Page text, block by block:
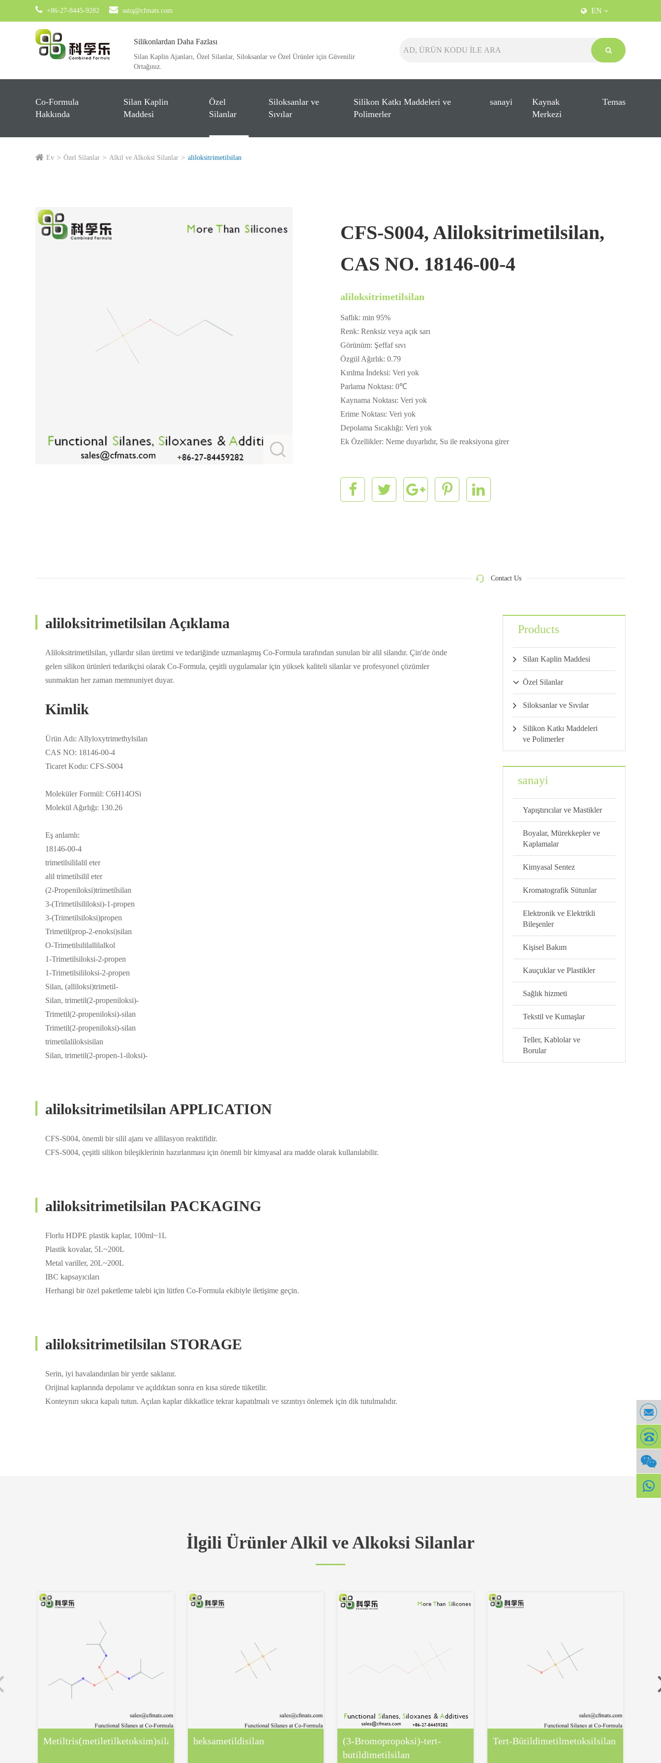
+86-27-8445-9282 satış@cfmats.com EN
Silikonlardan Daha Fazlası
Silan Kaplin Ajanları, Özel Silanlar, Siloksanlar ve Özel Ürünler için Güvenilir
Ortağınız.
Co-Formula
Hakkında
Silan Kaplin
Maddesi
Özel
Silanlar
Siloksanlar ve
Sıvılar
Silikon Katkı Maddeleri ve
Polimerler
sanayi
Kaynak
Merkezi
Temas
Ev Özel Silanlar Alkil ve Alkoksi Silanlar aliloksitrimetilsilan
CFS-S004, Aliloksitrimetilsilan,
CAS NO. 18146-00-4
aliloksitrimetilsilan
Saflık: min 95%
Renk: Renksiz veya açık sarı
Görünüm: Şeffaf sıvı
Özgül Ağırlık: 0.79
Kırılma İndeksi: Veri yok
Parlama Noktası: 0℃
Kaynama Noktası: Veri yok
Erime Noktası: Veri yok
Depolama Sıcaklığı: Veri yok
Ek Özellikler: Neme duyarlıdır, Su ile reaksiyona girer
Contact Us
aliloksitrimetilsilan Açıklama
Aliloksitrimetilsilan, yıllardır silan üretimi ve tedariğinde uzmanlaşmış Co-Formula tarafından sunulan bir alil silandır. Çin'de önde
gelen silikon ürünleri tedarikçisi olarak Co-Formula, çeşitli uygulamalar için yüksek kaliteli silanlar ve profesyonel çözümler
sunmaktan her zaman memnuniyet duyar.
Kimlik
Ürün Adı: Allyloxytrimethylsilan
CAS NO: 18146-00-4
Ticaret Kodu: CFS-S004
Moleküler Formül: C6H14OSi
Molekül Ağırlığı: 130.26
Eş anlamlı:
18146-00-4
trimetilsililalil eter
alil trimetilsilil eter
(2-Propeniloksi)trimetilsilan
3-(Trimetilsililoksi)-1-propen
3-(Trimetilsiloksi)propen
Trimetil(prop-2-enoksi)silan
O-Trimetilsililallilalkol
1-Trimetilsiloksi-2-propen
1-Trimetilsililoksi-2-propen
Silan, (alliloksi)trimetil-
Silan, trimetil(2-propeniloksi)-
Trimetil(2-propeniloksi)-silan
Trimetil(2-propeniloksi)-silan
trimetilaliloksisilan
Silan, trimetil(2-propen-1-iloksi)-
aliloksitrimetilsilan APPLICATION
CFS-S004, önemli bir silil ajanı ve allilasyon reaktifidir.
CFS-S004, çeşitli silikon bileşiklerinin hazırlanması için önemli bir kimyasal ara madde olarak kullanılabilir.
aliloksitrimetilsilan PACKAGING
Florlu HDPE plastik kaplar, 100ml~1L
Plastik kovalar, 5L~200L
Metal variller, 20L~200L
IBC kapsayıcıları
Herhangi bir özel paketleme talebi için lütfen Co-Formula ekibiyle iletişime geçin.
aliloksitrimetilsilan STORAGE
Serin, iyi havalandırılan bir yerde saklanır.
Orijinal kaplarında depolanır ve açıldıktan sonra en kısa sürede tüketilir.
Konteynırı sıkıca kapalı tutun. Açılan kaplar dikkatlice tekrar kapatılmalı ve sızıntıyı önlemek için dik tutulmalıdır.
Products
Silan Kaplin Maddesi
Özel Silanlar
Siloksanlar ve Sıvılar
Silikon Katkı Maddeleri
ve Polimerler
sanayi
Yapıştırıcılar ve Mastikler
Boyalar, Mürekkepler ve
Kaplamalar
Kimyasal Sentez
Kromatografik Sütunlar
Elektronik ve Elektrikli
Bileşenler
Kişisel Bakım
Kauçuklar ve Plastikler
Sağlık hizmeti
Tekstil ve Kumaşlar
Teller, Kablolar ve
Borular
İlgili Ürünler Alkil ve Alkoksi Silanlar
Metiltris(metiletilketoksim)silan heksametildisilan
(3-Bromopropoksi)-tert-
butildimetilsilan
Tert-Bütildimetilmetoksilsilan